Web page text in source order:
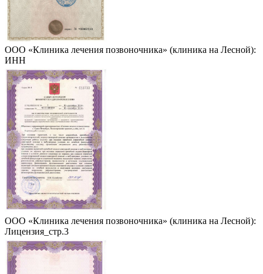
ООО «Клиника лечения позвоночника» (клиника на Лесной):
ИНН
ООО «Клиника лечения позвоночника» (клиника на Лесной):
Лицензия_стр.3